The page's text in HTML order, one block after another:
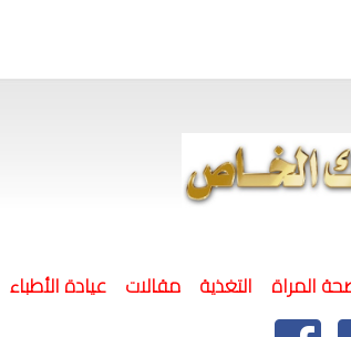
المراة التغذية مقالات عيادة الأطباء